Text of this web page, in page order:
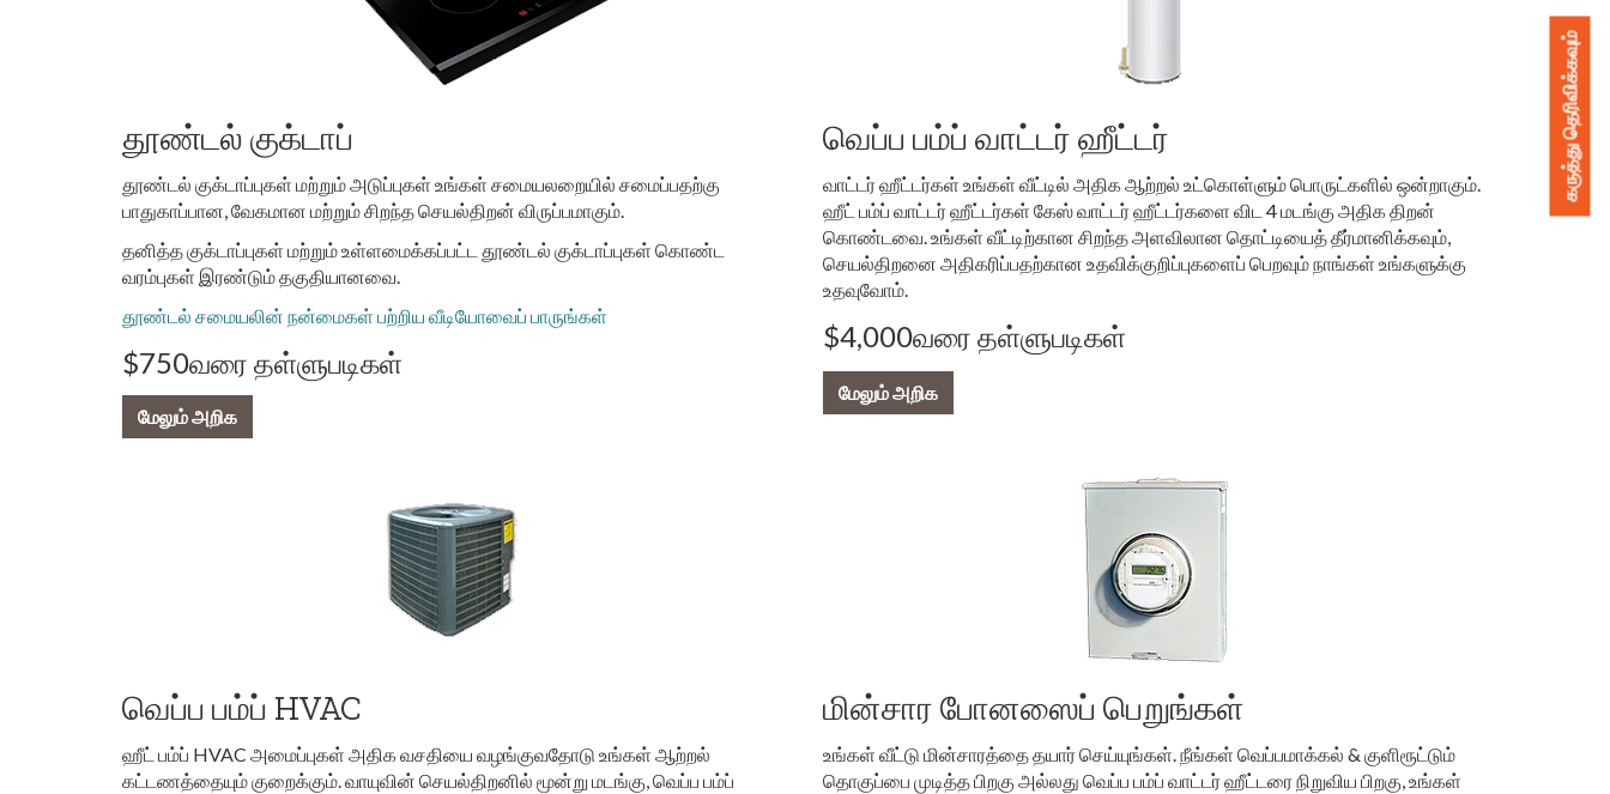
தூண்டல் குக்டாப்
தூண்டல் குக்டாப்புகள் மற்றும் அடுப்புகள் உங்கள் சமையலறையில் சமைப்பதற்கு
பாதுகாப்பான, வேகமான மற்றும் சிறந்த செயல்திறன் விருப்பமாகும்.
தனித்த குக்டாப்புகள் மற்றும் உள்ளமைக்கப்பட்ட தூண்டல் குக்டாப்புகள் கொண்ட
வரம்புகள் இரண்டும் தகுதியானவை.
தூண்டல் சமையலின் நன்மைகள் பற்றிய வீடியோவைப் பாருங்கள்
$750வரை தள்ளுபடிகள்
மேலும் அறிக
வெப்ப பம்ப் வாட்டர் ஹீட்டர்
வாட்டர் ஹீட்டர்கள் உங்கள் வீட்டில் அதிக ஆற்றல் உட்கொள்ளும் பொருட்களில் ஒன்றாகும்.
ஹீட் பம்ப் வாட்டர் ஹீட்டர்கள் கேஸ் வாட்டர் ஹீட்டர்களை விட 4 மடங்கு அதிக திறன்
கொண்டவை. உங்கள் வீட்டிற்கான சிறந்த அளவிலான தொட்டியைத் தீர்மானிக்கவும்,
செயல்திறனை அதிகரிப்பதற்கான உதவிக்குறிப்புகளைப் பெறவும் நாங்கள் உங்களுக்கு
உதவுவோம்.
$4,000வரை தள்ளுபடிகள்
மேலும் அறிக
வெப்ப பம்ப் HVAC
ஹீட் பம்ப் HVAC அமைப்புகள் அதிக வசதியை வழங்குவதோடு உங்கள் ஆற்றல்
கட்டணத்தையும் குறைக்கும். வாயுவின் செயல்திறனில் மூன்று மடங்கு, வெப்ப பம்ப்
மின்சார போனஸைப் பெறுங்கள்
உங்கள் வீட்டு மின்சாரத்தை தயார் செய்யுங்கள். நீங்கள் வெப்பமாக்கல் & குளிரூட்டும்
தொகுப்பை முடித்த பிறகு அல்லது வெப்ப பம்ப் வாட்டர் ஹீட்டரை நிறுவிய பிறகு, உங்கள்
கருத்து தெரிவிக்கவும்